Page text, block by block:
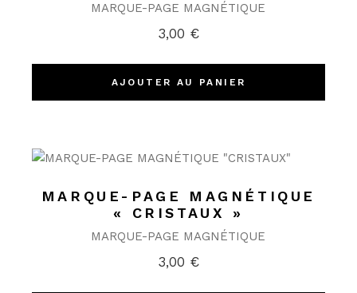
MARQUE-PAGE MAGNÉTIQUE
3,00 €
AJOUTER AU PANIER
MARQUE-PAGE MAGNÉTIQUE
« CRISTAUX »
MARQUE-PAGE MAGNÉTIQUE
3,00 €